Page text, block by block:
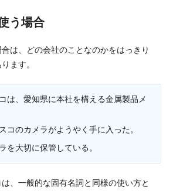
う場合
は、どの会社のことなのかをはっきり
ます。
は、愛知県に本社を構える金属製品メ
コのカメラがようやく手に入った。
を大切に保管している。
、一般的な固有名詞と同様の使い方と